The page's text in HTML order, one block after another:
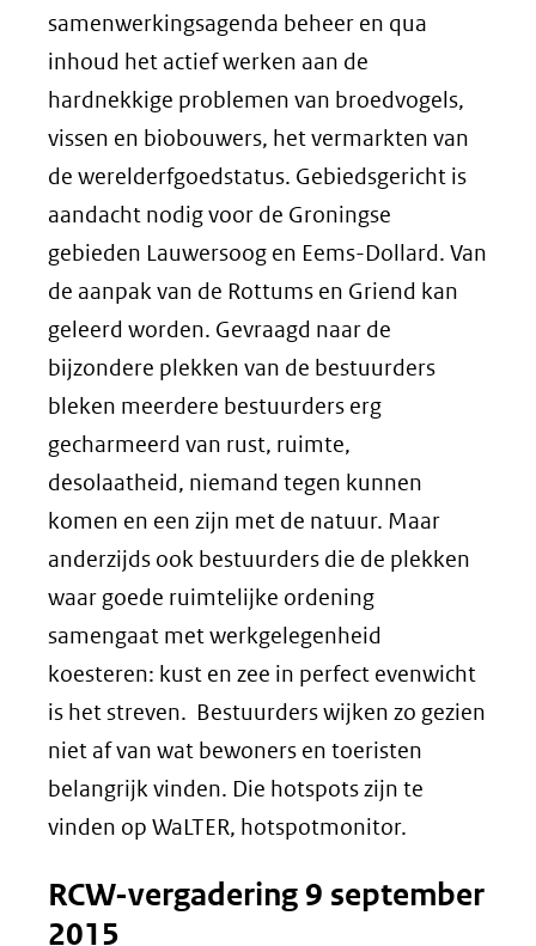
samenwerkingsagenda beheer en qua
inhoud het actief werken aan de
hardnekkige problemen van broedvogels,
vissen en biobouwers, het vermarkten van
de werelderfgoedstatus. Gebiedsgericht is
aandacht nodig voor de Groningse
gebieden Lauwersoog en Eems-Dollard. Van
de aanpak van de Rottums en Griend kan
geleerd worden. Gevraagd naar de
bijzondere plekken van de bestuurders
bleken meerdere bestuurders erg
gecharmeerd van rust, ruimte,
desolaatheid, niemand tegen kunnen
komen en een zijn met de natuur. Maar
anderzijds ook bestuurders die de plekken
waar goede ruimtelijke ordening
samengaat met werkgelegenheid
koesteren: kust en zee in perfect evenwicht
is het streven. Bestuurders wijken zo gezien
niet af van wat bewoners en toeristen
belangrijk vinden. Die hotspots zijn te
vinden op WaLTER, hotspotmonitor.
RCW-vergadering 9 september
2015